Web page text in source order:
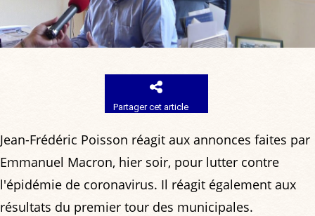
Partager cet article
Jean-Frédéric Poisson réagit aux annonces faites par
Emmanuel Macron, hier soir, pour lutter contre
l'épidémie de coronavirus. Il réagit également aux
résultats du premier tour des municipales.